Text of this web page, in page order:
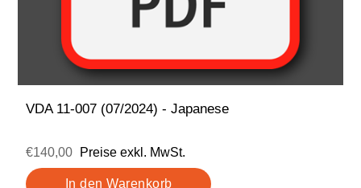
VDA 11-007 (07/2024) - Japanese
€140,00 Preise exkl. MwSt.